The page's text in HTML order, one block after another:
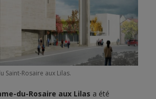
Saint-Rosaire aux Lilas.
du-Rosaire aux Lilas a été